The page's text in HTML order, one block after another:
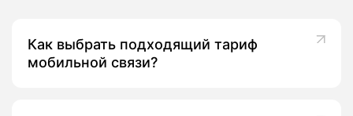
Как выбрать подходящий тариф
мобильной связи?